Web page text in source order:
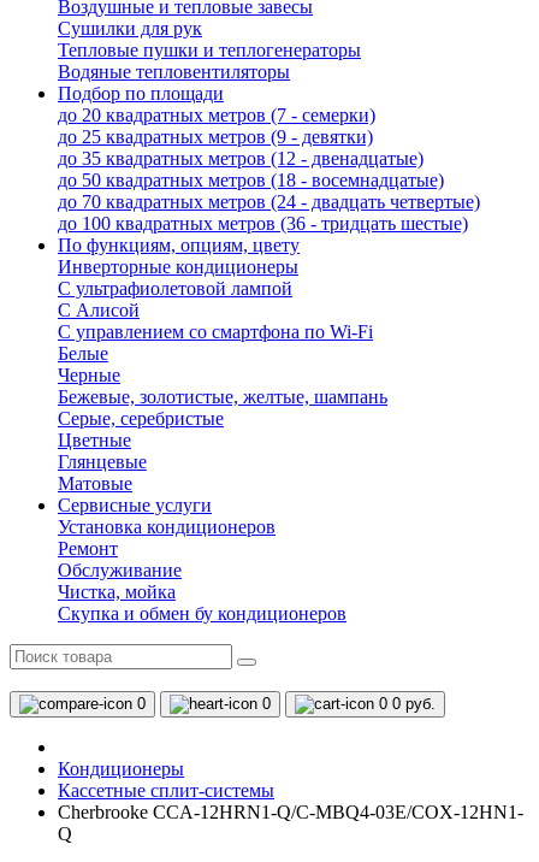
Воздушные и тепловые завесы
Сушилки для рук
Тепловые пушки и теплогенераторы
Водяные тепловентиляторы
Подбор по площади
до 20 квадратных метров (7 - семерки)
до 25 квадратных метров (9 - девятки)
до 35 квадратных метров (12 - двенадцатые)
до 50 квадратных метров (18 - восемнадцатые)
до 70 квадратных метров (24 - двадцать четвертые)
до 100 квадратных метров (36 - тридцать шестые)
По функциям, опциям, цвету
Инверторные кондиционеры
С ультрафиолетовой лампой
С Алисой
С управлением со смартфона по Wi-Fi
Белые
Черные
Бежевые, золотистые, желтые, шампань
Серые, серебристые
Цветные
Глянцевые
Матовые
Сервисные услуги
Установка кондиционеров
Ремонт
Обслуживание
Чистка, мойка
Скупка и обмен бу кондиционеров
0 0 0 0 руб.
Кондиционеры
Кассетные сплит-системы
Cherbrooke CCA-12HRN1-Q/C-MBQ4-03E/COX-12HN1-
Q